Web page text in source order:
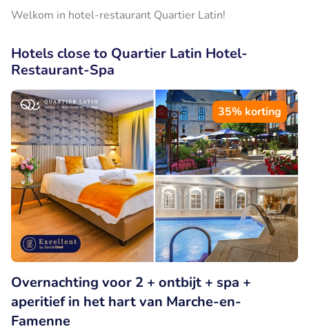
Welkom in hotel-restaurant Quartier Latin!
Hotels close to Quartier Latin Hotel-
Restaurant-Spa
35% korting
Overnachting voor 2 + ontbijt + spa +
aperitief in het hart van Marche-en-
Famenne